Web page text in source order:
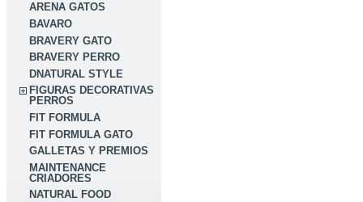
ARENA GATOS
BAVARO
BRAVERY GATO
BRAVERY PERRO
DNATURAL STYLE
FIGURAS DECORATIVAS
PERROS
FIT FORMULA
FIT FORMULA GATO
GALLETAS Y PREMIOS
MAINTENANCE
CRIADORES
NATURAL FOOD